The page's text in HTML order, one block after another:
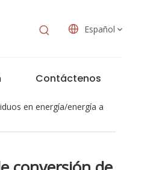
Español
Contáctenos
en energía/energía a